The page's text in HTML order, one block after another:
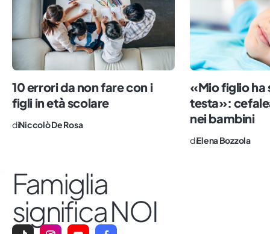
10 errori da non fare con i
figli in età scolare
diNiccolò De Rosa
«Mio figlio ha
testa»:
nei bambini
diElena Bozzola
Famiglia
significa NOI